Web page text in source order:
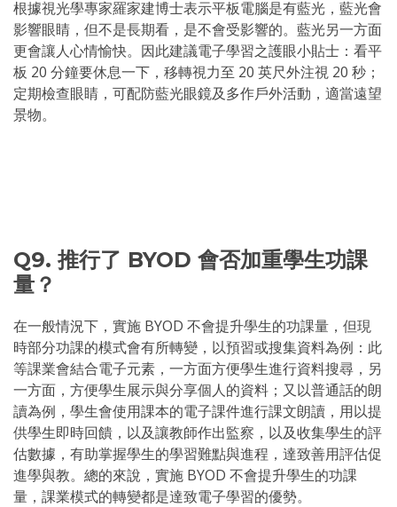
根據視光學專家羅家建博士表示平板電腦是有藍光，藍光會
影響眼睛，但不是長期看，是不會受影響的。藍光另一方面
更會讓人心情愉快。因此建議電子學習之護眼小貼士：看平
板 20 分鐘要休息一下，移轉視力至 20 英尺外注視 20 秒；
定期檢查眼睛，可配防藍光眼鏡及多作戶外活動，適當遠望
景物。
Q9. 推行了 BYOD 會否加重學生功課
量？
在一般情況下，實施 BYOD 不會提升學生的功課量，但現
時部分功課的模式會有所轉變，以預習或搜集資料為例：此
等課業會結合電子元素，一方面方便學生進行資料搜尋，另
一方面，方便學生展示與分享個人的資料；又以普通話的朗
讀為例，學生會使用課本的電子課件進行課文朗讀，用以提
供學生即時回饋，以及讓教師作出監察，以及收集學生的評
估數據，有助掌握學生的學習難點與進程，達致善用評估促
進學與教。總的來說，實施 BYOD 不會提升學生的功課
量，課業模式的轉變都是達致電子學習的優勢。